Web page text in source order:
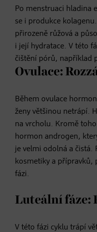
Po menstruaci hladina
se i produkce
přirozeně růžová a
i její hydratace. V této
čištění pórů, například
Ovulace:
Během ovulace
ženy většinou netrápí.
na vrcholu. Kromě
hormon androgen,
je velmi odolná a čistá.
kosmetiky a přípravků,
fázi.
Luteální fáze:
V této fázi cyklu trápí